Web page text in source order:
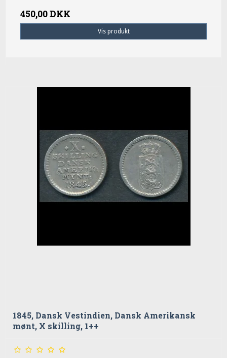
450,00 DKK
Vis produkt
1845, Dansk Vestindien, Dansk Amerikansk
mønt, X skilling, 1++